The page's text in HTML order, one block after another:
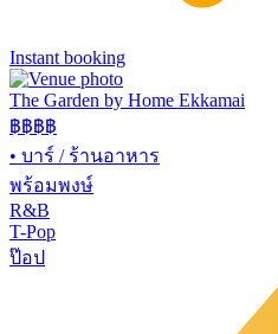
Instant booking
The Garden by Home Ekkamai
฿฿฿฿
• บาร์ / ร้านอาหาร
พร้อมพงษ์
R&B
T-Pop
ป๊อป